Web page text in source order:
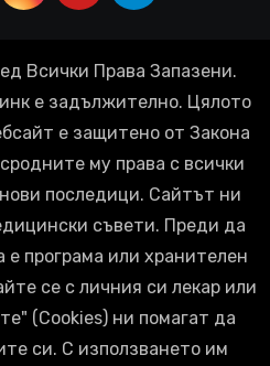
Всички Права Запазени.
е задължително. Цялото
е защитено от Закона
му права с всички
последици. Сайтът ни
съвети. Преди да
е програма или хранителен
се с личния си лекар или
(Cookies) ни помагат да
си. С използването им